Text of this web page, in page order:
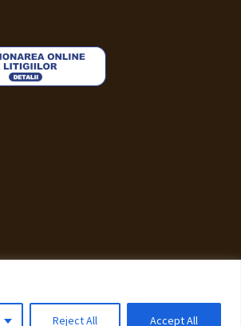
Reject All Accept All